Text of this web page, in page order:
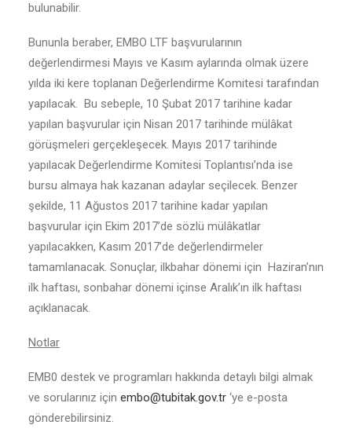
bulunabilir.
Bununla beraber, EMBO LTF başvurularının
değerlendirmesi Mayıs ve Kasım aylarında olmak üzere
yılda iki kere toplanan Değerlendirme Komitesi tarafından
yapılacak. Bu sebeple, 10 Şubat 2017 tarihine kadar
yapılan başvurular için Nisan 2017 tarihinde mülâkat
görüşmeleri gerçekleşecek. Mayıs 2017 tarihinde
yapılacak Değerlendirme Komitesi Toplantısı’nda ise
bursu almaya hak kazanan adaylar seçilecek. Benzer
şekilde, 11 Ağustos 2017 tarihine kadar yapılan
başvurular için Ekim 2017’de sözlü mülâkatlar
yapılacakken, Kasım 2017’de değerlendirmeler
tamamlanacak. Sonuçlar, ilkbahar dönemi için Haziran’nın
ilk haftası, sonbahar dönemi içinse Aralık’ın ilk haftası
açıklanacak.
Notlar
EMB0 destek ve programları hakkında detaylı bilgi almak
ve sorularınız için embo@tubitak.gov.tr ‘ye e-posta
gönderebilirsiniz.